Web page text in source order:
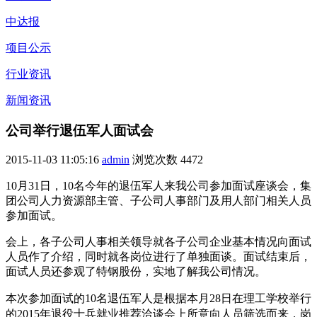
中达报
项目公示
行业资讯
新闻资讯
公司举行退伍军人面试会
2015-11-03 11:05:16 admin 浏览次数 4472
10月31日，10名今年的退伍军人来我公司参加面试座谈会，集
团公司人力资源部主管、子公司人事部门及用人部门相关人员
参加面试。
会上，各子公司人事相关领导就各子公司企业基本情况向面试
人员作了介绍，同时就各岗位进行了单独面谈。面试结束后，
面试人员还参观了特钢股份，实地了解我公司情况。
本次参加面试的10名退伍军人是根据本月28日在理工学校举行
的2015年退役士兵就业推荐洽谈会上所意向人员筛选而来，岗